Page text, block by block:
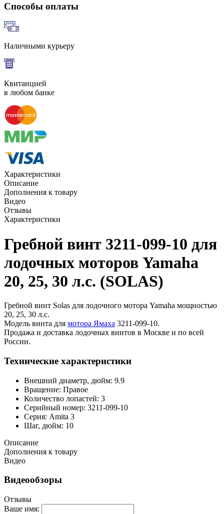
Способы оплаты
Наличными курьеру
Квитанцией
в любом банке
Характеристики
Описание
Дополнения к товару
Видео
Отзывы
Характеристики
Гребной винт 3211-099-10 для
лодочных моторов Yamaha
20, 25, 30 л.с. (SOLAS)
Гребной винт Solas для лодочного мотора Yamaha мощностью
20, 25, 30 л.с.
Модель винта для мотора Ямаха 3211-099-10.
Продажа и доставка лодочных винтов в Москве и по всей
России.
Технические характеристики
Внешний диаметр, дюйм: 9.9
Вращение: Правое
Количество лопастей: 3
Серийный номер: 3211-099-10
Серия: Amita 3
Шаг, дюйм: 10
Описание
Дополнения к товару
Видео
Видеообзоры
Отзывы
Ваше имя: